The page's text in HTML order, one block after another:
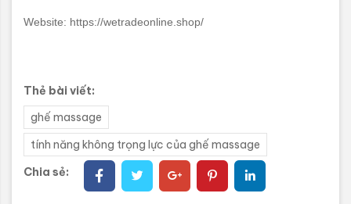
Website: https://wetradeonline.shop/
Thẻ bài viết:
ghế massage
tính năng không trọng lực của ghế massage
Chia sẻ: